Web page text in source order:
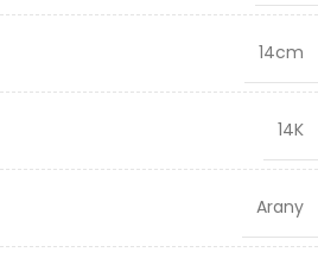
14cm
14K
Arany